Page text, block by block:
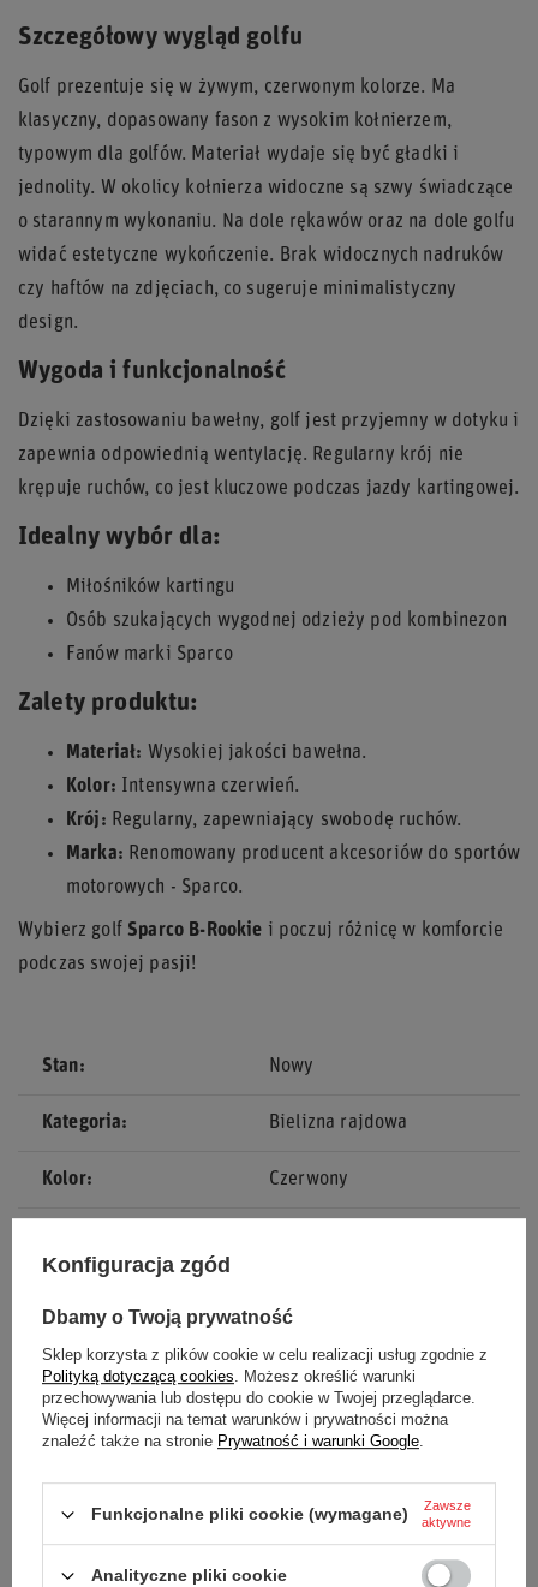
Szczegółowy wygląd golfu
Golf prezentuje się w żywym, czerwonym kolorze. Ma
klasyczny, dopasowany fason z wysokim kołnierzem,
typowym dla golfów. Materiał wydaje się być gładki i
jednolity. W okolicy kołnierza widoczne są szwy świadczące
o starannym wykonaniu. Na dole rękawów oraz na dole golfu
widać estetyczne wykończenie. Brak widocznych nadruków
czy haftów na zdjęciach, co sugeruje minimalistyczny
design.
Wygoda i funkcjonalność
Dzięki zastosowaniu bawełny, golf jest przyjemny w dotyku i
zapewnia odpowiednią wentylację. Regularny krój nie
krępuje ruchów, co jest kluczowe podczas jazdy kartingowej.
Idealny wybór dla:
Miłośników kartingu
Osób szukających wygodnej odzieży pod kombinezon
Fanów marki Sparco
Zalety produktu:
Materiał: Wysokiej jakości bawełna.
Kolor: Intensywna czerwień.
Krój: Regularny, zapewniający swobodę ruchów.
Marka: Renomowany producent akcesoriów do sportów
motorowych - Sparco.
Wybierz golf Sparco B-Rookie i poczuj różnicę w komforcie
podczas swojej pasji!
Stan Nowy
Kategoria Bielizna rajdowa
Kolor Czerwony
Marka Sparco
Płeć Unisex
Konfiguracja zgód
Dbamy o Twoją prywatność
Sklep korzysta z plików cookie w celu realizacji usług zgodnie z
Polityką dotyczącą cookies. Możesz określić warunki
przechowywania lub dostępu do cookie w Twojej przeglądarce.
Więcej informacji na temat warunków i prywatności można
znaleźć także na stronie Prywatność i warunki Google.
Funkcjonalne pliki cookie (wymagane)
Zawsze
aktywne
Analityczne pliki cookie